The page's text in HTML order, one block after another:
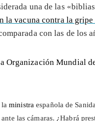
una de las
la vacuna contra la gripe
con las de los
Organización Mundial
laministra española de
las cámaras. ¿Habrá